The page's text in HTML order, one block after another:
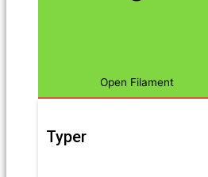
Open Filament
Typer